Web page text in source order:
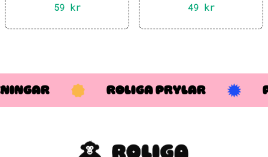
180 x 40 cm
59 kr 49 kr
ROLIGA PRYLAR